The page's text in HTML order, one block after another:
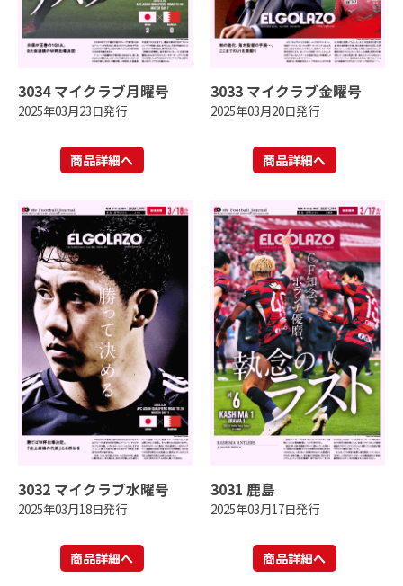
3034 マイクラブ月曜号
2025年03月23日発行
商品詳細へ
3033 マイクラブ金曜号
2025年03月20日発行
商品詳細へ
3032 マイクラブ水曜号
2025年03月18日発行
商品詳細へ
3031 鹿島
2025年03月17日発行
商品詳細へ